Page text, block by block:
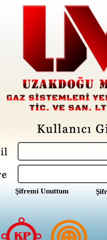
Şifremi Unuttum